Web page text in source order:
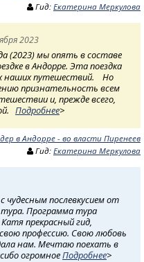
Гид: Екатерина Меркулова
2023
(2023) мы опять в составе
в Андорре. Эта поездка
наших путешествий. Но
признательность всем
и, прежде всего,
Подробнее>
в Андорре - во власти Пиренеев
Гид: Екатерина Меркулова
чудесным послевкусием от
тура. Программа тура
прекрасный гид,
профессию. Свою любовь
нам. Мечтаю поехать в
огромноеПодробнее>